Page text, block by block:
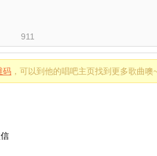
911
码 ，可以到他的唱吧主页找到更多歌曲噢